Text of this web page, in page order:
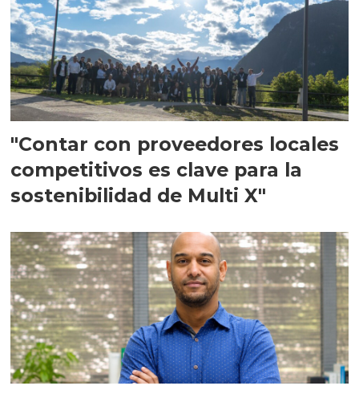
"Contar con proveedores locales
competitivos es clave para la
sostenibilidad de Multi X"